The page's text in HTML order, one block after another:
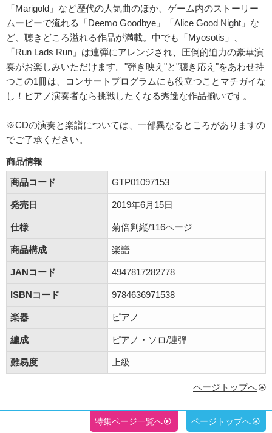
「Marigold」など歴代の人気曲のほか、ゲーム内のストーリー
ムービーで流れる「Deemo Goodbye」「Alice Good Night」な
ど、聴きどころ溢れる作品が満載。中でも「Myosotis」、
「Run Lads Run」は連弾にアレンジされ、圧倒的迫力の豪華演
奏がお楽しみいただけます。"弾き映え"と"聴き応え"をあわせ持
つこの1冊は、コンサートプログラムにも役立つことマチガイな
し！ピアノ演奏者なら挑戦したくなる秀逸な作品揃いです。
※CDの演奏と楽譜については、一部異なるところがありますの
でご了承ください。
商品情報
商品コード
GTP01097153
発売日 2019年6月15日
仕様 菊倍判縦/116ページ
商品構成 楽譜
JANコード 4947817282778
ISBNコード 9784636971538
楽器 ピアノ
編成 ピアノ・ソロ/連弾
難易度 上級
ページトップへ
特集ページ一覧へ ページトップへ